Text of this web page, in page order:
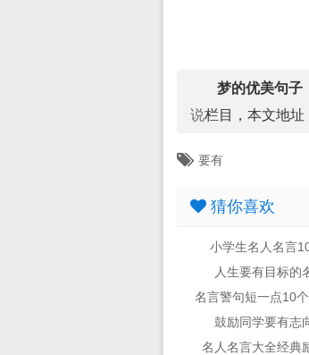
梦的优美句子
说栏目，本文地址
要有
猜你喜欢
小学生名人名言
人生要有目标的
名言警句短一点10
鼓励同学要有志
名人名言大全经典